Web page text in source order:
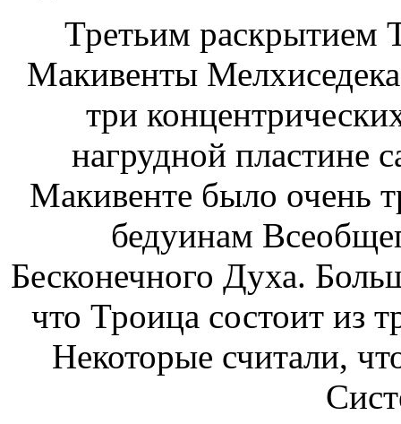
Третьим раскрытием
Макивенты
три
нагрудной пластине
Макивенте было очень
бедуинам
Бесконечного Духа.
что Троица состоит из
Некоторые считали,